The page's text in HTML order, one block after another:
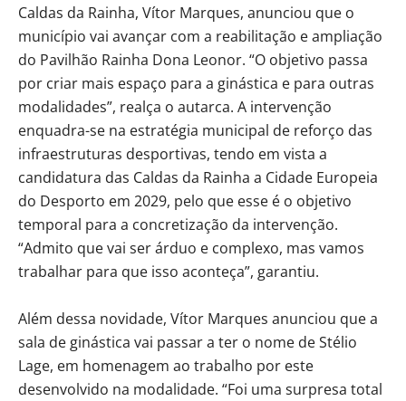
Caldas da Rainha, Vítor Marques, anunciou que o
município vai avançar com a reabilitação e ampliação
do Pavilhão Rainha Dona Leonor. “O objetivo passa
por criar mais espaço para a ginástica e para outras
modalidades”, realça o autarca. A intervenção
enquadra-se na estratégia municipal de reforço das
infraestruturas desportivas, tendo em vista a
candidatura das Caldas da Rainha a Cidade Europeia
do Desporto em 2029, pelo que esse é o objetivo
temporal para a concretização da intervenção.
“Admito que vai ser árduo e complexo, mas vamos
trabalhar para que isso aconteça”, garantiu.
Além dessa novidade, Vítor Marques anunciou que a
sala de ginástica vai passar a ter o nome de Stélio
Lage, em homenagem ao trabalho por este
desenvolvido na modalidade. “Foi uma surpresa total